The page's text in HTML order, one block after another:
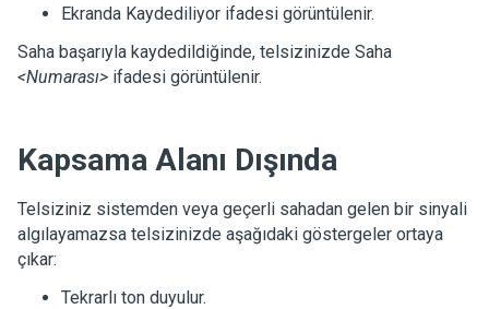
Ekranda Kaydediliyor ifadesi görüntülenir.
Saha başarıyla kaydedildiğinde, telsizinizde Saha
<Numarası> ifadesi görüntülenir.
Kapsama Alanı Dışında
Telsiziniz sistemden veya geçerli sahadan gelen bir sinyali
algılayamazsa telsizinizde aşağıdaki göstergeler ortaya
çıkar:
Tekrarlı ton duyulur.